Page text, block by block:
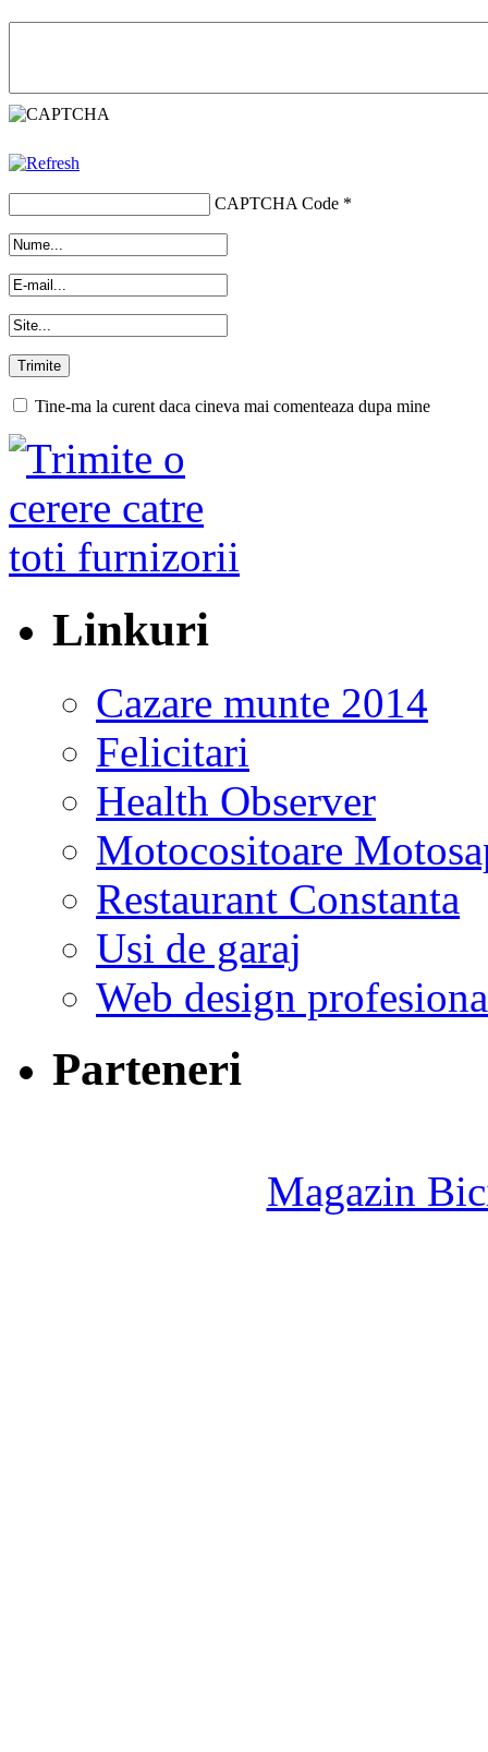
CAPTCHA Code *
Tine-ma la curent daca cineva mai comenteaza dupa mine
Linkuri
Cazare munte 2014
Felicitari
Health Observer
Motocositoare
Restaurant Constanta
Usi de garaj
Web design
Parteneri
Magazin